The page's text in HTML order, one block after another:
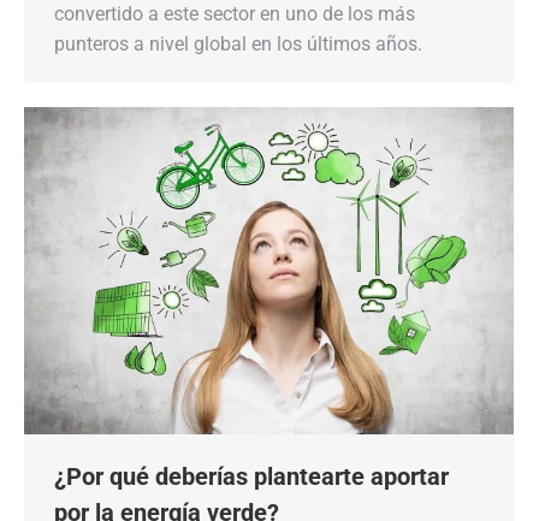
convertido a este sector en uno de los más
punteros a nivel global en los últimos años.
¿Por qué deberías plantearte aportar
por la energía verde?